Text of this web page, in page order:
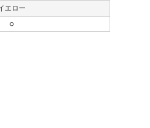
エロー
○